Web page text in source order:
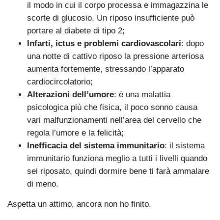
il modo in cui il corpo processa e immagazzina le
scorte di glucosio. Un riposo insufficiente può
portare al diabete di tipo 2;
Infarti, ictus e problemi cardiovascolari: dopo
una notte di cattivo riposo la pressione arteriosa
aumenta fortemente, stressando l’apparato
cardiocircolatorio;
Alterazioni dell’umore: è una malattia
psicologica più che fisica, il poco sonno causa
vari malfunzionamenti nell’area del cervello che
regola l’umore e la felicità;
Inefficacia del sistema immunitario: il sistema
immunitario funziona meglio a tutti i livelli quando
sei riposato, quindi dormire bene ti farà ammalare
di meno.
Aspetta un attimo, ancora non ho finito.